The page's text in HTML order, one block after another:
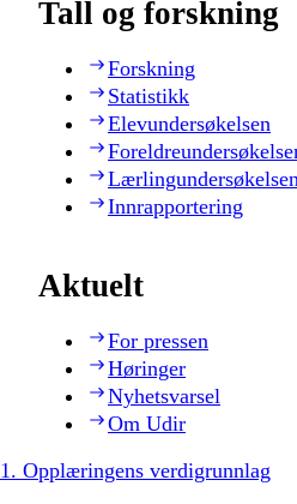
Tall og forskning
Forskning
Statistikk
Elevundersøkelsen
Lærlingundersøkelsen
Innrapportering
Aktuelt
For pressen
Høringer
Nyhetsvarsel
Om Udir
1. Opplæringens verdigrunnlag